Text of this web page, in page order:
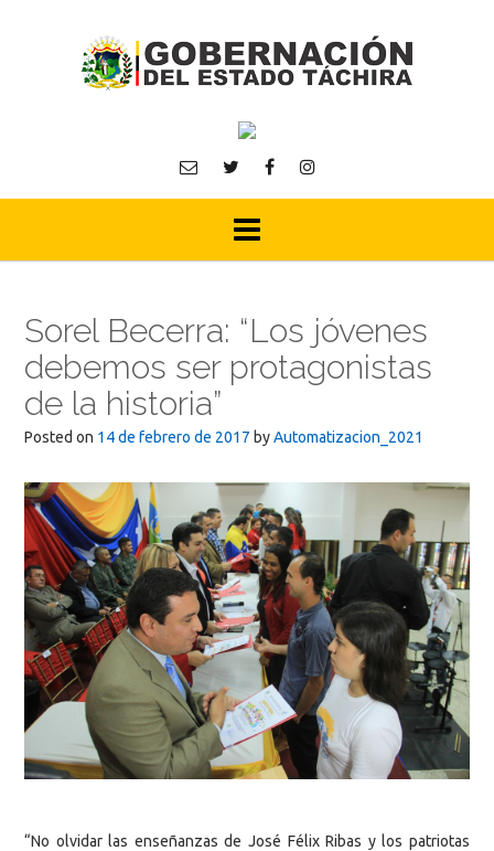
Sorel Becerra: “Los jóvenes
debemos ser protagonistas
de la historia”
Posted on 14 de febrero de 2017 byAutomatizacion_2021
“No olvidar las enseñanzas de José Félix Ribas y los patriotas